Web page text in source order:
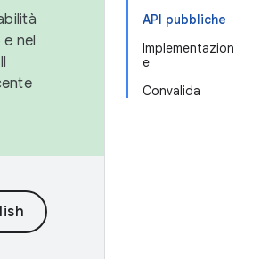
API pubbliche
Implementazion
e
Convalida
nel